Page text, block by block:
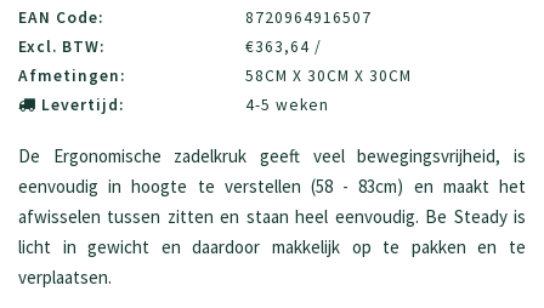
EAN Code:
8720964916507
Excl. BTW:
€363,64 /
Afmetingen:
58CM X 30CM X 30CM
Levertijd:
4-5 weken
De Ergonomische zadelkruk geeft veel bewegingsvrijheid, is
eenvoudig in hoogte te verstellen (58 - 83cm) en maakt het
afwisselen tussen zitten en staan heel eenvoudig. Be Steady is
licht in gewicht en daardoor makkelijk op te pakken en te
verplaatsen.